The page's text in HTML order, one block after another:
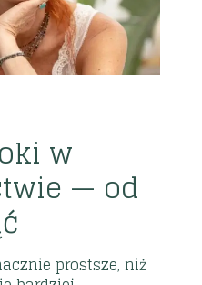
w
— od
prostsze, niż